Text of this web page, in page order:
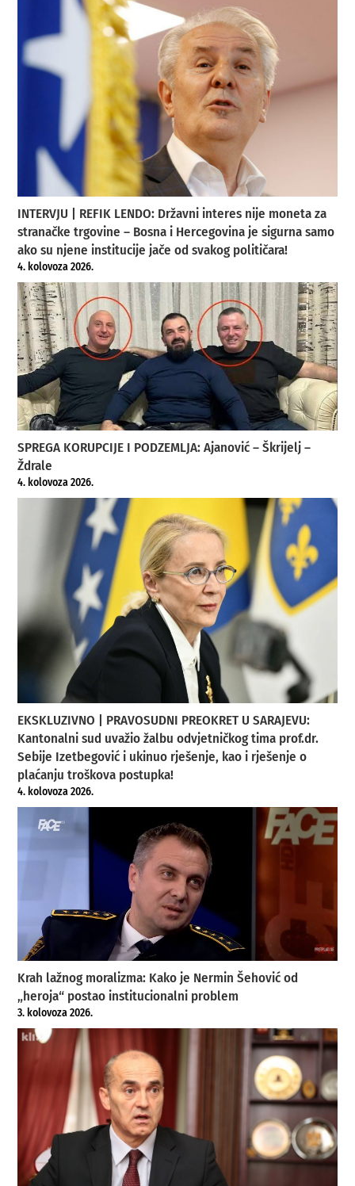
INTERVJU | REFIK LENDO: Državni interes nije moneta za
stranačke trgovine – Bosna i Hercegovina je sigurna samo
ako su njene institucije jače od svakog političara!
4. kolovoza 2026.
SPREGA KORUPCIJE I PODZEMLJA: Ajanović – Škrijelj –
Ždrale
4. kolovoza 2026.
EKSKLUZIVNO | PRAVOSUDNI PREOKRET U SARAJEVU:
Kantonalni sud uvažio žalbu odvjetničkog tima prof.dr.
Sebije Izetbegović i ukinuo rješenje, kao i rješenje o
plaćanju troškova postupka!
4. kolovoza 2026.
Krah lažnog moralizma: Kako je Nermin Šehović od
„heroja“ postao institucionalni problem
3. kolovoza 2026.